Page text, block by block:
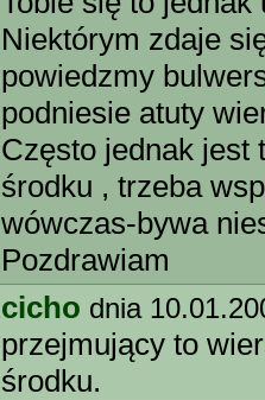
Niektórym zdaje
powiedzmy
podniesie atuty
Często jednak jest
środku , trzeba
wówczas-bywa
Pozdrawiam
cicho dnia
przejmujący to
środku.